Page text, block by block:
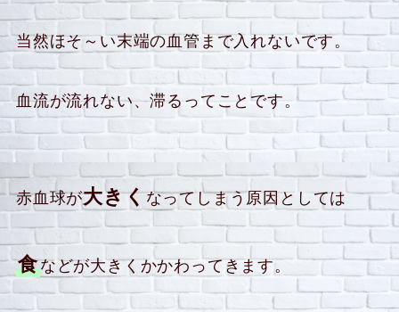
当然ほそ～い末端の血管まで入れないです。
血流が流れない、滞るってことです。
赤血球が大きくなってしまう原因としては
食などが大きくかかわってきます。